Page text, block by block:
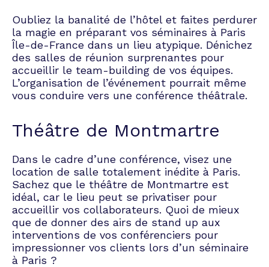
la qualité du travail et
d'accompagnement. Je vais
donc ajouter le mien. Louis,
représentant de Tibby, est
bienveillant, à l'écoute, de bon
conseil, et son
accompagnement m'a permis
missions. Je ferai de nouveau
prochain événement, c'est
certain.
Oubliez la banalité de l’hôtel et faites perdurer
la magie en préparant vos séminaires à Paris
Île-de-France dans un lieu atypique. Dénichez
des salles de réunion surprenantes pour
accueillir le team-building de vos équipes.
L’organisation de l’événement pourrait même
vous conduire vers une conférence théâtrale.
Théâtre de Montmartre
Dans le cadre d’une conférence, visez une
location de salle totalement inédite à Paris.
Sachez que le théâtre de Montmartre est
idéal, car le lieu peut se privatiser pour
accueillir vos collaborateurs. Quoi de mieux
que de donner des airs de stand up aux
interventions de vos conférenciers pour
impressionner vos clients lors d’un séminaire
à Paris ?